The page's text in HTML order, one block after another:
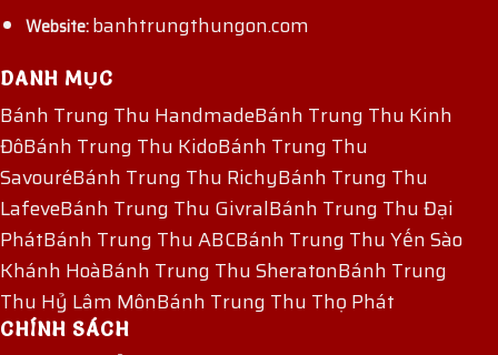
Website:banhtrungthungon.com
DANH MỤC
Bánh Trung Thu HandmadeBánh Trung Thu Kinh
ĐôBánh Trung Thu KidoBánh Trung Thu
SavouréBánh Trung Thu RichyBánh Trung Thu
LafeveBánh Trung Thu GivralBánh Trung Thu Đại
PhátBánh Trung Thu ABCBánh Trung Thu Yến Sào
Khánh HoàBánh Trung Thu SheratonBánh Trung
Thu Hỷ Lâm MônBánh Trung Thu Thọ Phát
CHÍNH SÁCH